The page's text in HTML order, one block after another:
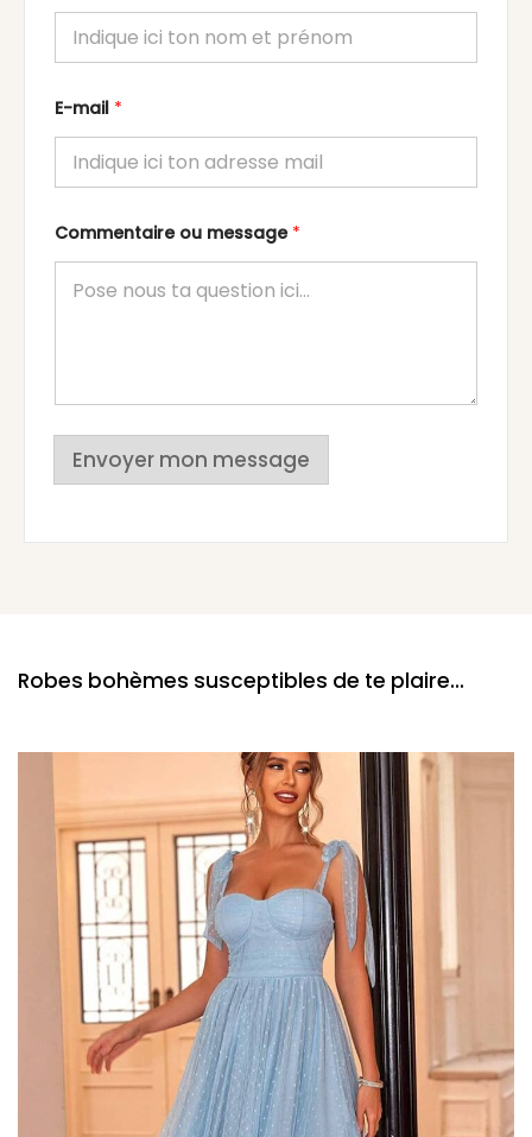
E-mail *
Commentaire ou message *
Envoyer mon message
Robes bohèmes susceptibles de te plaire...